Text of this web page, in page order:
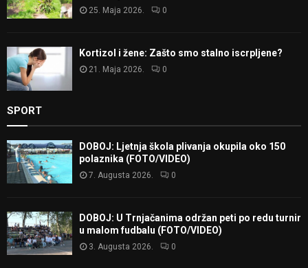
25. Maja 2026. 0
Kortizol i žene: Zašto smo stalno iscrpljene?
21. Maja 2026. 0
SPORT
DOBOJ: Ljetnja škola plivanja okupila oko 150
polaznika (FOTO/VIDEO)
7. Augusta 2026. 0
DOBOJ: U Trnjačanima održan peti po redu turnir
u malom fudbalu (FOTO/VIDEO)
3. Augusta 2026. 0